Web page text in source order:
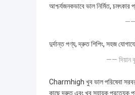
আশ্চর্যজনকভাবে ভাল নির্মিত, চমৎকার
——
দুর্দান্ত পণ্য, দ্রুত শিপিং, সহজ
—— দিয়ান
Charmhigh খুব ভাল পরিষেবা
কাছে দ্রুত এবং খুব সহায়ক প্রত্যেক